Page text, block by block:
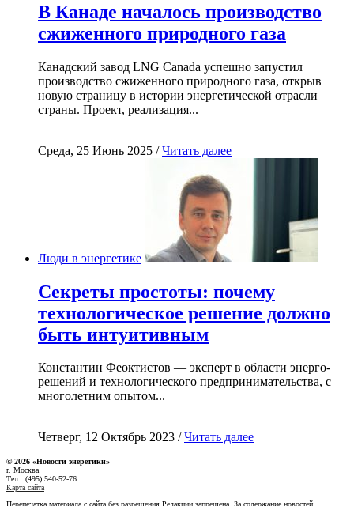
В Канаде началось производство
сжиженного природного газа
Канадский завод LNG Canada успешно запустил
производство сжиженного природного газа, открыв
новую страницу в истории энергетической отрасли
страны. Проект, реализация...
Среда, 25 Июнь 2025 /Читать далее
Люди в энергетике
Секреты простоты: почему
технологическое решение должно
быть интуитивным
Константин Феоктистов — эксперт в области энерго-
решений и технологического предпринимательства, с
многолетним опытом...
Четверг, 12 Октябрь 2023 /Читать далее
© 2026 «Новости энеретики»
г. Москва
Тел.: (495) 540-52-76
Карта сайта